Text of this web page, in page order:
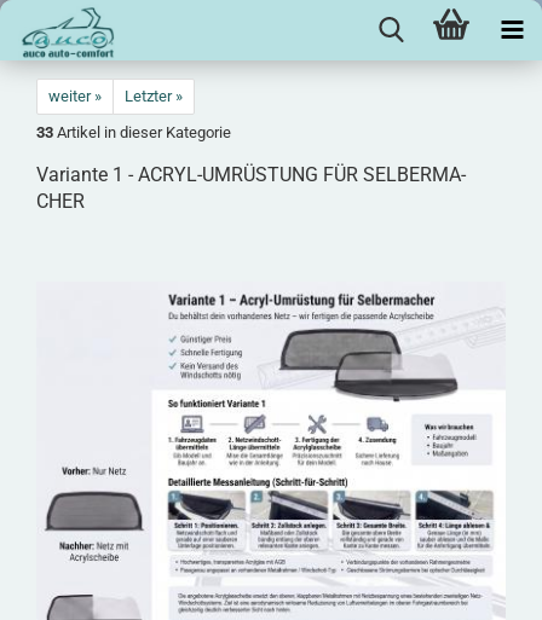
weiter »
Letzter »
33 Artikel in dieser Kategorie
Va­ri­an­te 1 - ACRYL-​UMRÜSTUNG FÜR SEL­BER­MA­
CHER